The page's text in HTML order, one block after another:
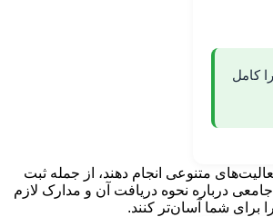
کامل
متنوعی انجام دهند، از جمله ثبت
درباره نحوه دریافت آن و مدارک لازم
برای شما آسان‌تر کنند.